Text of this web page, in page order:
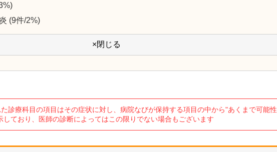
(9件/2%)
×閉じる
診療科目の項目はその症状に対し、病院なびが保持する項目の中から"あくまで可能性
しており、医師の診断によってはこの限りでない場合もございます